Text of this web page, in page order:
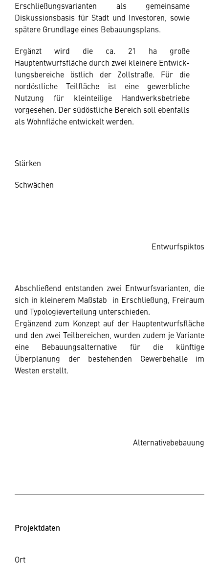
Erschließungsvarianten als gemeinsame
Diskussionsbasis für Stadt und Investoren, sowie
spätere Grundlage eines Bebauungsplans.
Ergänzt wird die ca. 21 ha große
Hauptentwurfsfläche durch zwei kleinere Entwick-
lungsbereiche östlich der Zollstraße. Für die
nordöstliche Teilfläche ist eine gewerbliche
Nutzung für kleinteilige Handwerksbetriebe
vorgesehen. Der südöstliche Bereich soll ebenfalls
als Wohnfläche entwickelt werden.
Stärken
Schwächen
Entwurfspiktos
Abschließend entstanden zwei Entwurfsvarianten, die
sich in kleinerem Maßstab in Erschließung, Freiraum
und Typologieverteilung unterschieden.
Ergänzend zum Konzept auf der Hauptentwurfsfläche
und den zwei Teilbereichen, wurden zudem je Variante
eine Bebauungsalternative für die künftige
Überplanung der bestehenden Gewerbehalle im
Westen erstellt.
Alternativebebauung
Projektdaten
Ort